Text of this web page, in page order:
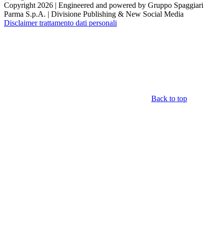
Copyright 2026 | Engineered and powered by Gruppo Spaggiari
Parma S.p.A. | Divisione Publishing & New Social Media
Disclaimer trattamento dati personali
Back to top